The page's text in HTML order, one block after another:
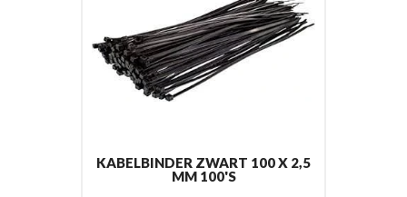
KABELBINDER ZWART 100 X 2,5
MM 100'S